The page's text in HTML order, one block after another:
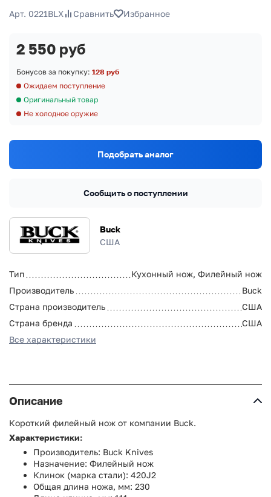
Арт. 0221BLX Сравнить Избранное
Buck
США
Тип
Кухонный нож, Филейный нож
Производитель
Buck
Страна производитель
США
Страна бренда
США
Все характеристики
2 550 руб
Бонусов за покупку: 128 руб
Ожидаем поступление
Оригинальный товар
Не холодное оружие
Подобрать аналог
Сообщить о поступлении
Описание
Короткий филейный нож от компании Buck.
Характеристики:
Производитель: Buck Knives
Назначение: Филейный нож
Клинок (марка стали): 420J2
Общая длина ножа, мм: 230